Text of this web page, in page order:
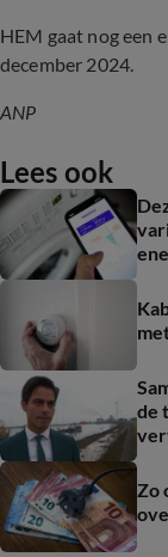
HEM gaat nog een
december 2024.
ANP
Lees ook
de
Zo